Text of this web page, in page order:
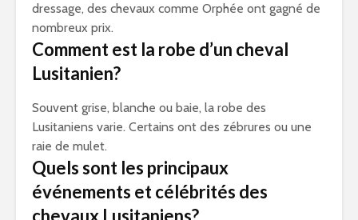
dressage, des chevaux comme Orphée ont gagné de
nombreux prix.
Comment est la robe d’un cheval
Lusitanien?
Souvent grise, blanche ou baie, la robe des
Lusitaniens varie. Certains ont des zébrures ou une
raie de mulet.
Quels sont les principaux
événements et célébrités des
chevaux Lusitaniens?